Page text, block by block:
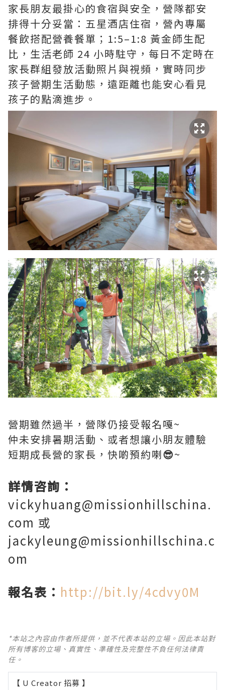
家長朋友最掛心的食宿與安全，營隊都安
排得十分妥當：五星酒店住宿，營內專屬
餐飲搭配營養餐單；1:5–1:8 黃金師生配
比，生活老師 24 小時駐守，每日不定時在
家長群組發放活動照片與視頻，實時同步
孩子營期生活動態，遠距離也能安心看見
孩子的點滴進步。
營期雖然過半，營隊仍接受報名嘎~
仲未安排暑期活動、或者想讓小朋友體驗
短期成長營的家長，快啲預約喇😎~
詳情咨詢：
vickyhuang@missionhillschina.
com 或
jackyleung@missionhillschina.c
om
報名表： http://bit.ly/4cdvy0M
*本站之內容由作者所提供，並不代表本站的立場。因此本站對
所有博客的立場、真實性、準確性及完整性不負任何法律責
任。
【 U Creator 招募 】